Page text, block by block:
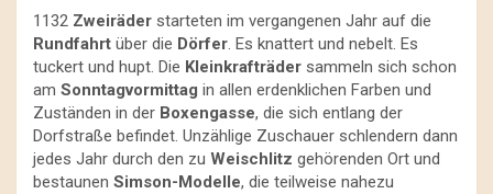
1132 Zweiräder starteten im vergangenen Jahr auf die
Rundfahrt über die Dörfer. Es knattert und nebelt. Es
tuckert und hupt. Die Kleinkrafträder sammeln sich schon
am Sonntagvormittag in allen erdenklichen Farben und
Zuständen in der Boxengasse, die sich entlang der
Dorfstraße befindet. Unzählige Zuschauer schlendern dann
jedes Jahr durch den zu Weischlitz gehörenden Ort und
bestaunen Simson-Modelle, die teilweise nahezu